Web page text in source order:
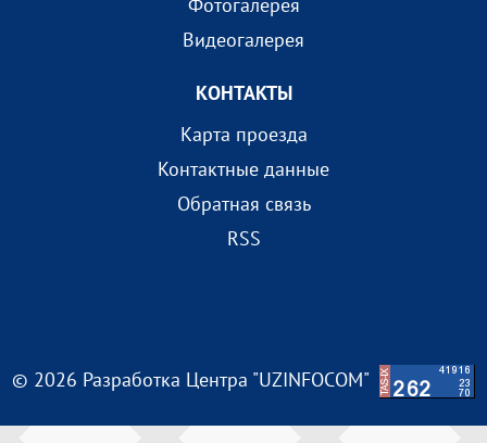
Видеогалерея
КОНТАКТЫ
Карта проезда
Контактные данные
Обратная связь
RSS
© 2026 Разработка Центра "UZINFOCOM"